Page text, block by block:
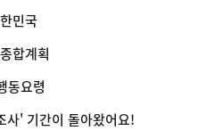
민국
합계획
동요령
' 기간이 돌아왔어요!